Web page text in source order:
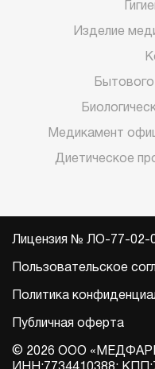
Изделие
Бытового
Медикамент
Диетическое
Лицензия № ЛО-77-02-
Пользовательское
Политика
Публичная оферта
© 2026 ООО